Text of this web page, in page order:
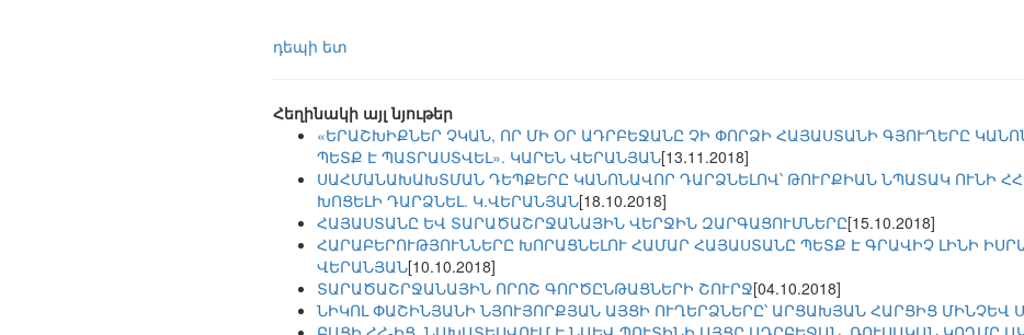
դեպի ետ
Հեղինակի այլ նյութեր
«ԵՐԱՇԽԻՔՆԵՐ ՉԿԱՆ, ՈՐ ՄԻ ՕՐ ԱԴՐԲԵՋԱՆԸ ՉԻ ՓՈՐՁԻ ՀԱՅԱՍՏԱՆԻ ԳՅՈՒՂԵՐԸ
ՊԵՏՔ Է ՊԱՏՐԱՍՏՎԵԼ». ԿԱՐԵՆ ՎԵՐԱՆՅԱՆ[13.11.2018]
ՍԱՀՄԱՆԱԽԱԽՏՄԱՆ ԴԵՊՔԵՐԸ ԿԱՆՈՆԱՎՈՐ ԴԱՐՁՆԵԼՈՎ՝ ԹՈՒՐՔԻԱՆ ՆՊԱՏԱԿ ՈՒՆԻ
ԽՈՑԵԼԻ ԴԱՐՁՆԵԼ. Կ.ՎԵՐԱՆՅԱՆ[18.10.2018]
ՀԱՅԱՍՏԱՆԸ ԵՎ ՏԱՐԱԾԱՇՐՋԱՆԱՅԻՆ ՎԵՐՋԻՆ ԶԱՐԳԱՑՈՒՄՆԵՐԸ[15.10.2018]
ՀԱՐԱԲԵՐՈՒԹՅՈՒՆՆԵՐԸ ԽՈՐԱՑՆԵԼՈՒ ՀԱՄԱՐ ՀԱՅԱՍՏԱՆԸ ՊԵՏՔ Է ԳՐԱՎԻՉ ԼԻՆԻ
ՎԵՐԱՆՅԱՆ[10.10.2018]
ՏԱՐԱԾԱՇՐՋԱՆԱՅԻՆ ՈՐՈՇ ԳՈՐԾԸՆԹԱՑՆԵՐԻ ՇՈՒՐՋ[04.10.2018]
ՆԻԿՈԼ ՓԱՇԻՆՅԱՆԻ ՆՅՈՒՅՈՐՔՅԱՆ ԱՅՑԻ ՈՒՂԵՐՁՆԵՐԸ՝ ԱՐՑԱԽՅԱՆ ՀԱՐՑԻՑ ՄԻՆՉԵՎ